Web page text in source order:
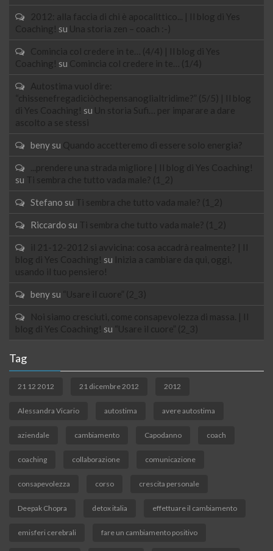
2012: alla faccia di chi è apocalittico... | Il blog di Yes
Coaching! su Una storia zen – coach :-)
Comincia col credere in te… (4/4) | Il blog di Yes
Coaching! su Comincia col credere in te… (1/4)
Autostima vuol dire:
“chissenefregadiciòchepensanoglialtridime?” (5/5) | Il blog
di Yes Coaching! su
Un storia Sufi… per imparare a dare
ascolto a se stessi
beny su Quando accetteremo di essere solo energia?
...prendere una strada migliore | Il blog di Yes Coaching!
su
Ti sembra che tutto vada male? (1_2)
Stefano su Ti sembra che tutto vada male? (1_2)
Riccardo su Ti sembra che tutto vada male? (1_2)
il 21-12-2012 si avvicina: cosa accadrà realmente? | Il
blog di Yes Coaching! su
Inizia a cambiare da qui, oggi,
usando il tuo pensiero!
beny su “Usare il cuore” (2_3)
Noi siamo cresciuti, come consapevolezza di massa. | Il
blog di Yes Coaching! su “Usare il cuore” (2_3)
Tag
21 12 2012 21 dicembre 2012 2012
Alessandra Vicario autostima avere autostima
aziendale cambiamento Capodanno coach
coaching collaborazione comunicazione
consapevolezza corso crescita personale
Deepak Chopra detox italia effettuare il cambiamento
emisferi cerebrali fare un cambiamento positivo